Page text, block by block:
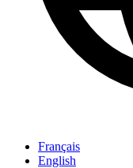
Français
English